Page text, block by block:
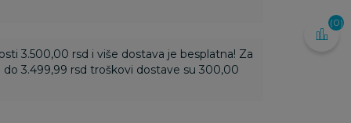
3.500,00 rsd i više dostava je besplatna! Za
3.499,99 rsd troškovi dostave su 300,00
(0)